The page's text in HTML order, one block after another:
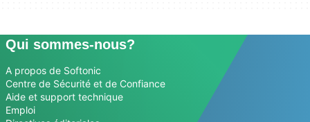
Qui sommes-nous?
A propos de Softonic
Centre de Sécurité et de Confiance
Aide et support technique
Emploi